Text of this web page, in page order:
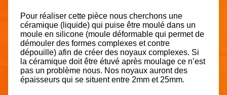
Pour réaliser cette pièce nous cherchons une
céramique (liquide) qui puise être moulé dans un
moule en silicone (moule déformable qui permet de
démouler des formes complexes et contre
dépouille) afin de créer des noyaux complexes. Si
la céramique doit être étuvé après moulage ce n’est
pas un problème nous. Nos noyaux auront des
épaisseurs qui se situent entre 2mm et 25mm.